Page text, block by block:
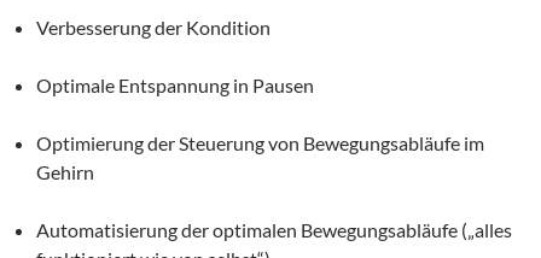
Verbesserung der Kondition
Optimale Entspannung in Pausen
Optimierung der Steuerung von Bewegungsabläufe im
Gehirn
Automatisierung der optimalen Bewegungsabläufe („alles